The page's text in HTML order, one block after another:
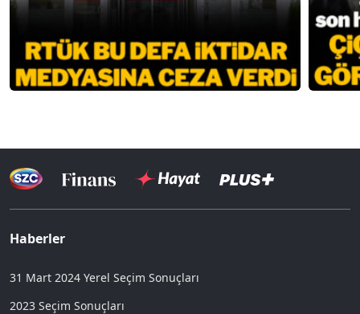
Haberler
31 Mart 2024 Yerel Seçim Sonuçları
2023 Seçim Sonuçları